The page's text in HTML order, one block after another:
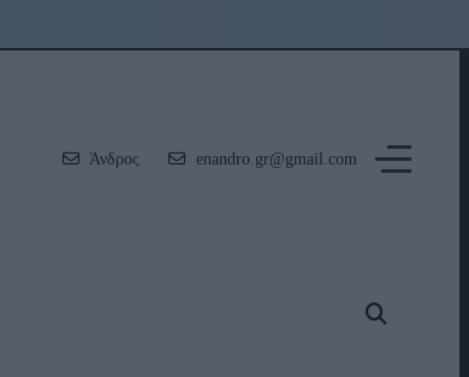
Άνδρος enandro.gr@gmail.com